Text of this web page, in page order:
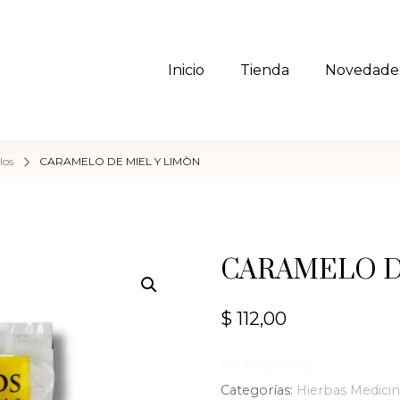
Todos los Inciensos,
Inicio Tienda
CARAMELO DE MIEL Y LIMÒN
CARAMELO
$ 112,00
Categorías: Hierbas